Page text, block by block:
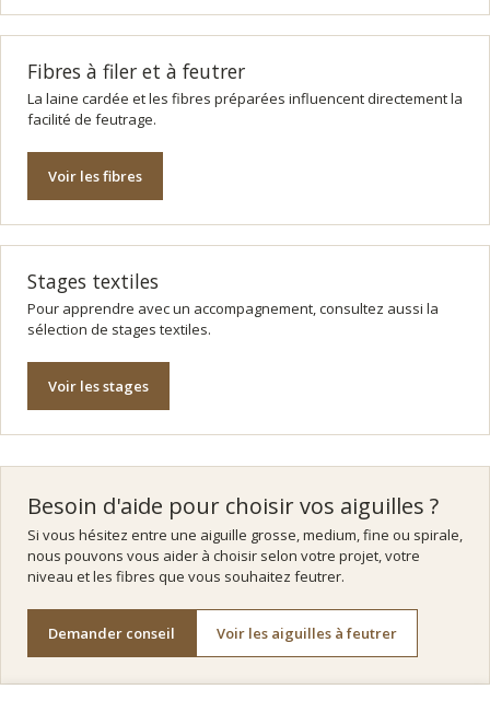
Fibres à filer et à feutrer
La laine cardée et les fibres préparées influencent directement la
facilité de feutrage.
Voir les fibres
Stages textiles
Pour apprendre avec un accompagnement, consultez aussi la
sélection de stages textiles.
Voir les stages
Besoin d'aide pour choisir vos aiguilles ?
Si vous hésitez entre une aiguille grosse, medium, fine ou spirale,
nous pouvons vous aider à choisir selon votre projet, votre
niveau et les fibres que vous souhaitez feutrer.
Demander conseil Voir les aiguilles à feutrer